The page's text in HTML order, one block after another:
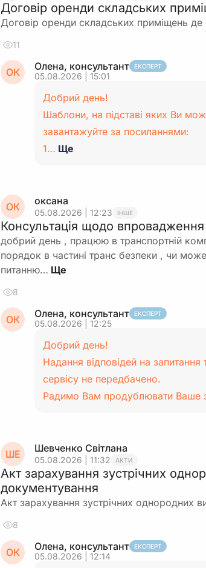
Договір оренди складських
Договір оренди складських приміщень
11
ОК Олена, консультант ЕКСПЕРТ
05.08.2026 | 15:01
Добрий день!
Шаблони, на підставі яких Ви
завантажуйте за посиланнями:
1… Ще
ОК оксана
05.08.2026 | 12:23 ІНШЕ
Консультація щодо
добрий день , працюю в транспортній
порядок в частині транс безпеки , чи
питанню…
8
ОК Олена, консультант ЕКСПЕРТ
05.08.2026 | 12:25
Добрий день!
Надання відповідей на
сервісу не передбачено.
Радимо Вам продублювати Ваше
ШЕ Шевченко Світлана
05.08.2026 | 11:32 АКТИ
Акт зарахування зустрічних
документування
Акт зарахування зустрічних однородних
8
ОК Олена, консультант ЕКСПЕРТ
05.08.2026 | 12:14